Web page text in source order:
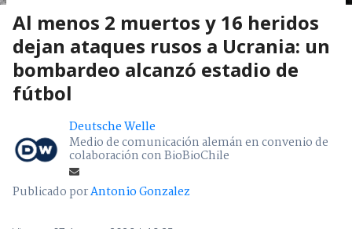
Al menos 2 muertos y 16 heridos
dejan ataques rusos a Ucrania: un
bombardeo alcanzó estadio de
fútbol
Deutsche Welle
Medio de comunicación alemán en convenio de
colaboración con BioBioChile
Publicado porAntonio Gonzalez